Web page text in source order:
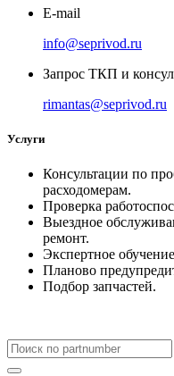
E-mail
info@seprivod.ru
Запрос ТКП и
rimantas@seprivod.ru
Услуги
Консультации по
расходомерам.
Проверка
Выездное
ремонт.
Экспертное
Планово
Подбор запчастей.